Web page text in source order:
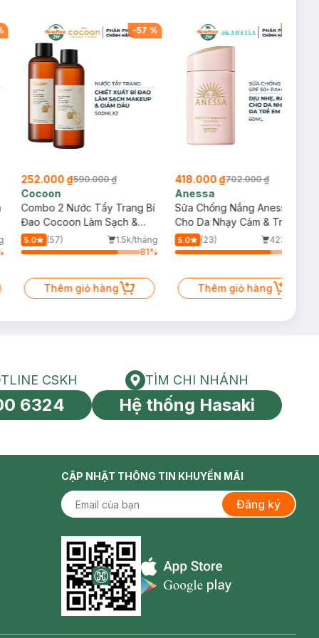
-57 %
252.000 ₫590.000 ₫
Cocoon
Combo 2 Nước Tẩy Trang Bí
Đao Cocoon Làm Sạch &
Giảm Dầu 500ml
5.0 (57)
1.5k/tháng
81%
Thêm giỏ hàng
418.000 ₫702.000 ₫
Anessa
Sữa Chống Nắng Anessa
Cho Da Nhạy Cảm & Trẻ Em
60ml (Mới)
5.0 (23)
423/tháng
Thêm giỏ hàng
toàn cầu
HOTLINE CSKH
CSKH
6324
Tìm chi nhánh
TÌM CHI NHÁNH
Hệ thống Hasaki
CẬP NHẬT THÔNG TIN KHUYẾN MÃI
Đăng ký
Appstore icon